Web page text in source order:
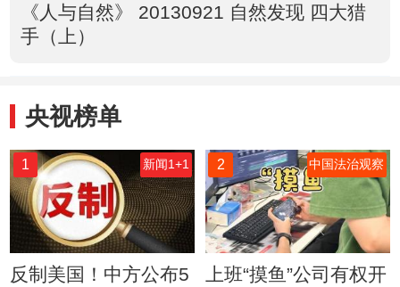
《人与自然》 20130921 自然发现 四大猎
手（上）
央视榜单
1 新闻1+1
反制美国！中方公布5
2 中国法治观察
上班“摸鱼”公司有权开